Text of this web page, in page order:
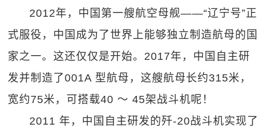
2012年，中国第一艘航空母舰——“辽宁号”正
式服役，中国成为了世界上能够独立制造航母的国
家之一。这还仅仅是开始。2017年，中国自主研
发并制造了001A 型航母，这艘航母长约315米，
宽约75米，可搭载40 ～ 45架战斗机呢！
2011 年，中国自主研发的歼-20战斗机实现了